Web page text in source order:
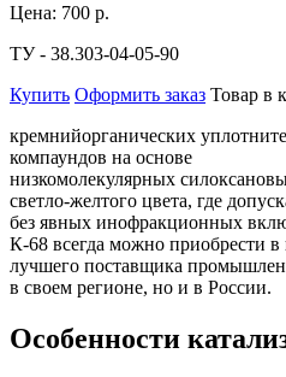
Цена: 700 р.
ТУ - 38.303-04-05-90
Купить Оформить заказ Товар в
кремнийорганических
компаундов на основе
низкомолекулярных
светло-желтого цвета, где
без явных инофракционных
К-68 всегда можно
лучшего поставщика
в своем регионе, но и в России.
Особенности